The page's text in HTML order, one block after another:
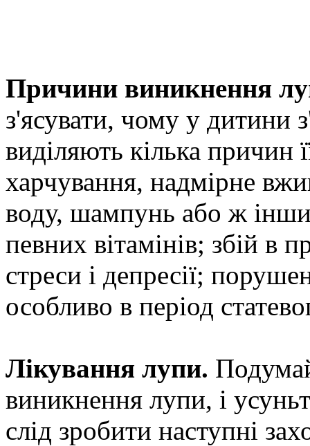
Причини виникнення
з'ясувати, чому у дитини
виділяють кілька причин
харчування, надмірне
воду, шампунь або ж
певних вітамінів; збій в
стреси і депресії;
особливо в період
Лікування лупи.
виникнення лупи, і
слід зробити наступні